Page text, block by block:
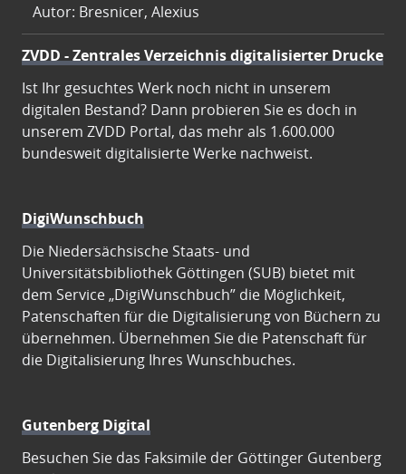
Autor: Bresnicer, Alexius
ZVDD - Zentrales Verzeichnis digitalisierter Drucke
Ist Ihr gesuchtes Werk noch nicht in unserem
digitalen Bestand? Dann probieren Sie es doch in
unserem ZVDD Portal, das mehr als 1.600.000
bundesweit digitalisierte Werke nachweist.
DigiWunschbuch
Die Niedersächsische Staats- und
Universitätsbibliothek Göttingen (SUB) bietet mit
dem Service „DigiWunschbuch” die Möglichkeit,
Patenschaften für die Digitalisierung von Büchern zu
übernehmen. Übernehmen Sie die Patenschaft für
die Digitalisierung Ihres Wunschbuches.
Gutenberg Digital
Besuchen Sie das Faksimile der Göttinger Gutenberg